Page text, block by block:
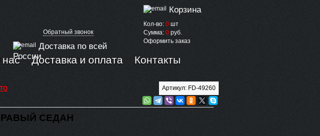
Обратный звонок
Доставка по всей
России
Корзина
Кол-во: 0 шт
Сумма: 0 руб.
Оформить заказ
Доставка и оплата Контакты
Артикул: FD-49260
СЕДАН